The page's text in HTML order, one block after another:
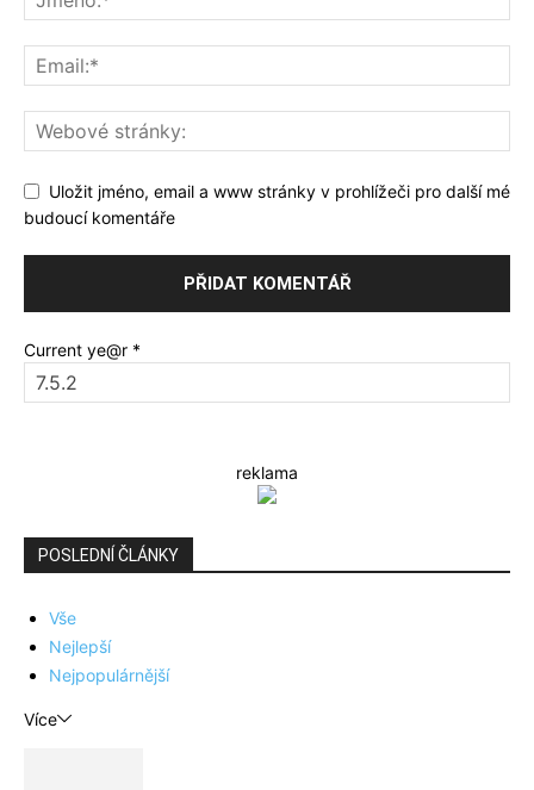
Uložit jméno, email a www stránky v prohlížeči pro další mé
budoucí komentáře
Current ye@r *
reklama
POSLEDNÍ ČLÁNKY
Vše
Nejlepší
Nejpopulárnější
Více